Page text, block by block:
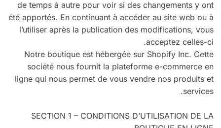
de temps à autre pour voir si des changements y ont
été apportés. En continuant à accéder au site web ou à
l’utiliser après la publication des modifications, vous
acceptez celles-ci.
Notre boutique est hébergée sur Shopify Inc. Cette
société nous fournit la plateforme e-commerce en
ligne qui nous permet de vous vendre nos produits et
services.
SECTION 1 – CONDITIONS D’UTILISATION DE LA